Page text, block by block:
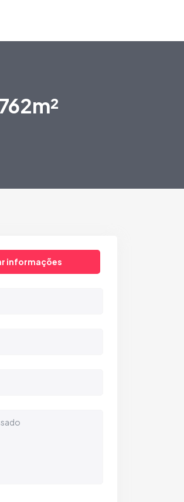
informações